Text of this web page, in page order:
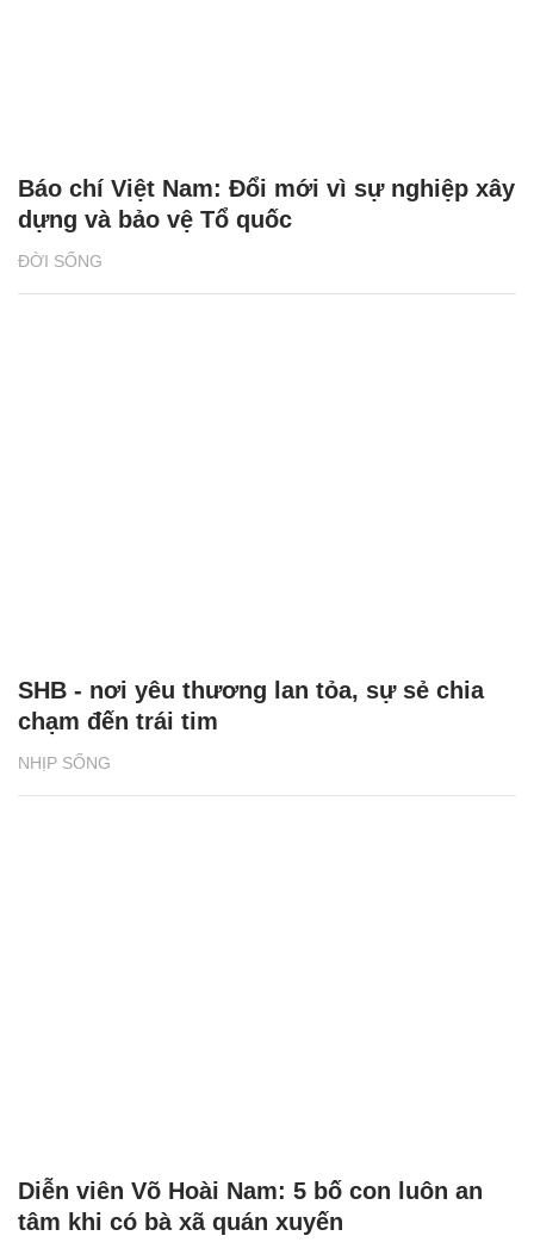
ĐỜI SỐNG
Báo chí Việt Nam: Đổi mới vì sự nghiệp xây
dựng và bảo vệ Tổ quốc
NHỊP SỐNG
SHB - nơi yêu thương lan tỏa, sự sẻ chia
chạm đến trái tim
Diễn viên Võ Hoài Nam: 5 bố con luôn an
tâm khi có bà xã quán xuyến